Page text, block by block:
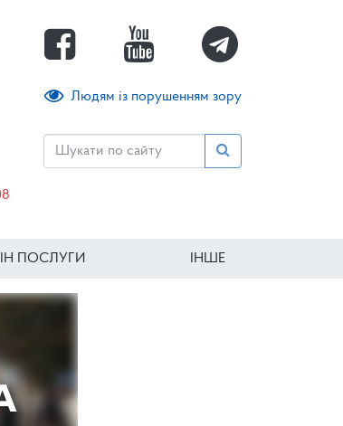
Людям із порушенням зору
ПОСЛУГИ ІНШЕ